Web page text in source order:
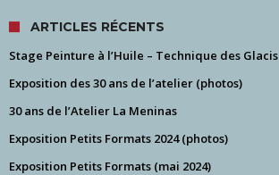
ARTICLES RÉCENTS
Stage Peinture à l’Huile – Technique des Glacis
Exposition des 30 ans de l’atelier (photos)
30 ans de l’Atelier La Meninas
Exposition Petits Formats 2024 (photos)
Exposition Petits Formats (mai 2024)